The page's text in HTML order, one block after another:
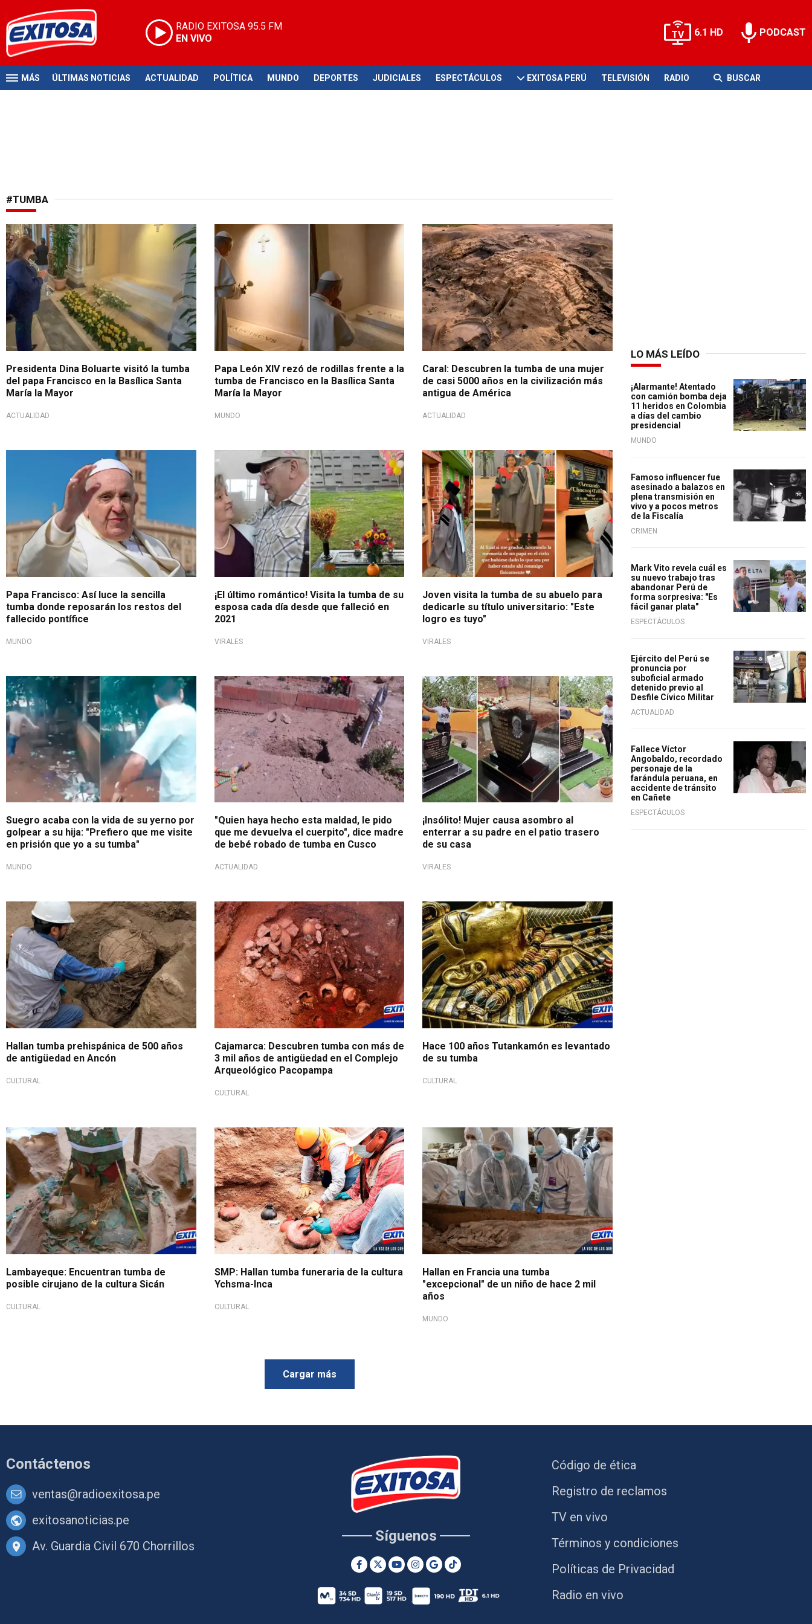
RADIO EXITOSA 95.5 FM
EN VIVO
6.1 HD PODCAST
MÁS ÚLTIMAS NOTICIAS ACTUALIDAD POLÍTICA MUNDO DEPORTES JUDICIALES ESPECTÁCULOS EXITOSA PERÚ TELEVISIÓN RADIO BUSCAR
#TUMBA
Le rindió homenaje
Presidenta Dina Boluarte visitó la tumba
del papa Francisco en la Basílica Santa
María la Mayor
ACTUALIDAD
Conmovedoras imágenes
Papa León XIV rezó de rodillas frente a la
tumba de Francisco en la Basílica Santa
María la Mayor
MUNDO
Importante hallazgo
Caral: Descubren la tumba de una mujer
de casi 5000 años en la civilización más
antigua de América
ACTUALIDAD
Voluntad del santo padre
Papa Francisco: Así luce la sencilla
tumba donde reposarán los restos del
fallecido pontífice
MUNDO
El amor verdadero existe
¡El último romántico! Visita la tumba de su
esposa cada día desde que falleció en
2021
VIRALES
Agradeció su apoyo
Joven visita la tumba de su abuelo para
dedicarle su título universitario: "Este
logro es tuyo"
VIRALES
Tragedia familiar
Suegro acaba con la vida de su yerno por
golpear a su hija: "Prefiero que me visite
en prisión que yo a su tumba"
MUNDO
Pedido de ayuda
"Quien haya hecho esta maldad, le pido
que me devuelva el cuerpito", dice madre
de bebé robado de tumba en Cusco
ACTUALIDAD
En TikTok
¡Insólito! Mujer causa asombro al
enterrar a su padre en el patio trasero
de su casa
VIRALES
Suma a la historia
Hallan tumba prehispánica de 500 años
de antigüedad en Ancón
CULTURAL
Cajamarca: Descubren tumba con más de
3 mil años de antigüedad en el Complejo
Arqueológico Pacopampa
CULTURAL
Hace 100 años Tutankamón es levantado
de su tumba
CULTURAL
Lambayeque: Encuentran tumba de
posible cirujano de la cultura Sicán
CULTURAL
SMP: Hallan tumba funeraria de la cultura
Ychsma-Inca
CULTURAL
Hallan en Francia una tumba
"excepcional" de un niño de hace 2 mil
años
MUNDO
Cargar más
LO MÁS LEÍDO
¡Alarmante! Atentado
con camión bomba deja
11 heridos en Colombia
a días del cambio
presidencial
MUNDO
Famoso influencer fue
asesinado a balazos en
plena transmisión en
vivo y a pocos metros
de la Fiscalía
CRIMEN
Mark Vito revela cuál es
su nuevo trabajo tras
abandonar Perú de
forma sorpresiva: "Es
fácil ganar plata"
ESPECTÁCULOS
Ejército del Perú se
pronuncia por
suboficial armado
detenido previo al
Desfile Cívico Militar
ACTUALIDAD
Fallece Víctor
Angobaldo, recordado
personaje de la
farándula peruana, en
accidente de tránsito
en Cañete
ESPECTÁCULOS
Contáctenos
ventas@radioexitosa.pe
exitosanoticias.pe
Av. Guardia Civil 670 Chorrillos
Síguenos
Código de ética
Registro de reclamos
TV en vivo
Términos y condiciones
Políticas de Privacidad
Radio en vivo